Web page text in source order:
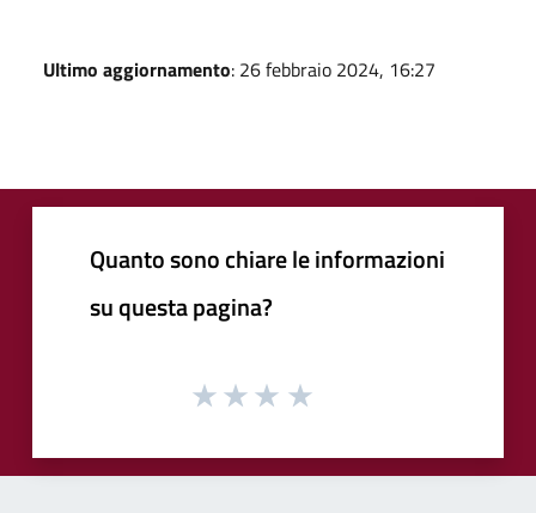
Ultimo aggiornamento: 26 febbraio 2024, 16:27
Quanto sono chiare le informazioni
su questa pagina?